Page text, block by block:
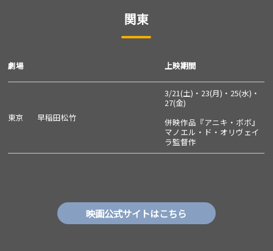
北海道・東北
関東
劇場 上映期間
東京 早稲田松竹
3/21(土)・23(月)・25(水)・
27(金)
併映作品『アニキ・ボボ』
マノエル・ド・オリヴェイ
ラ監督作
映画公式サイトはこちら